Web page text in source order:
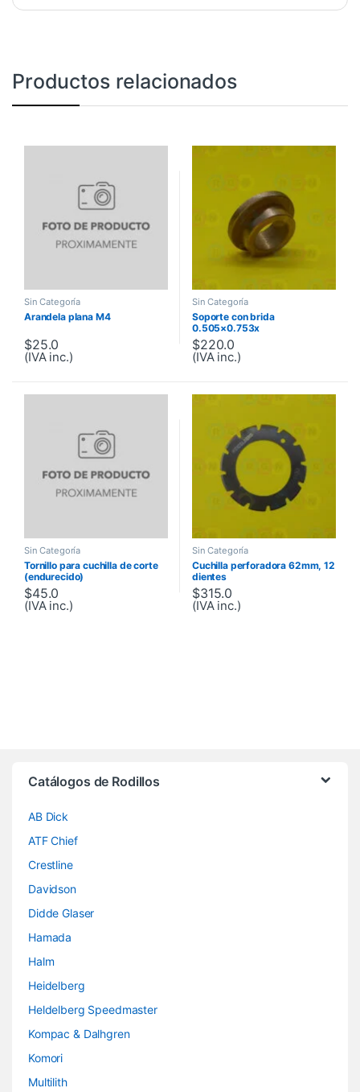
Productos relacionados
Sin Categoría
Arandela plana M4
$25.0
(IVA inc.)
Sin Categoría
Soporte con brida
0.505×0.753x
$220.0
(IVA inc.)
Sin Categoría
Tornillo para cuchilla de corte
(endurecido)
$45.0
(IVA inc.)
Sin Categoría
Cuchilla perforadora 62mm, 12
dientes
$315.0
(IVA inc.)
Catálogos de Rodillos
AB Dick
ATF Chief
Crestline
Davidson
Didde Glaser
Hamada
Halm
Heidelberg
Heldelberg Speedmaster
Kompac & Dalhgren
Komori
Multilith